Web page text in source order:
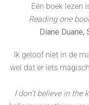
Eén boek lezen
Reading one
Diane Duane,
Ik geloof niet in de
wel dat er iets
I don't believe in the